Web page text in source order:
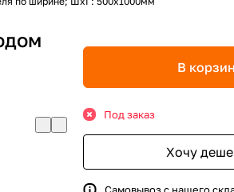
В
Под заказ
Хочу